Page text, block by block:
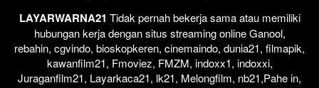
LAYARWARNA21 Tidak pernah bekerja sama atau memiliki
hubungan kerja dengan situs streaming online Ganool,
rebahin, cgvindo, bioskopkeren, cinemaindo, dunia21, filmapik,
kawanfilm21, Fmoviez, FMZM, indoxx1, indoxxi,
Juraganfilm21, Layarkaca21, lk21, Melongfilm, nb21,Pahe in,